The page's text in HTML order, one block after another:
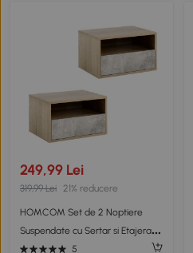
249,99 Lei
319,99 Lei 21% reducere
HOMCOM Set de 2 Noptiere
Suspendate cu Sertar si Etajera
45x35x27.5cm - Gri/Culoare
5